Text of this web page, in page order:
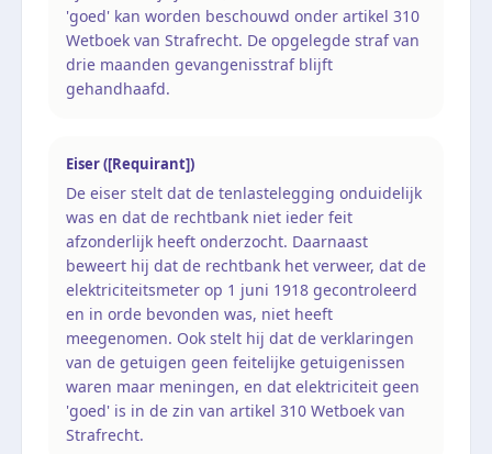
'goed' kan worden beschouwd onder artikel 310
Wetboek van Strafrecht. De opgelegde straf van
drie maanden gevangenisstraf blijft
gehandhaafd.
Eiser ([Requirant])
De eiser stelt dat de tenlastelegging onduidelijk
was en dat de rechtbank niet ieder feit
afzonderlijk heeft onderzocht. Daarnaast
beweert hij dat de rechtbank het verweer, dat de
elektriciteitsmeter op 1 juni 1918 gecontroleerd
en in orde bevonden was, niet heeft
meegenomen. Ook stelt hij dat de verklaringen
van de getuigen geen feitelijke getuigenissen
waren maar meningen, en dat elektriciteit geen
'goed' is in de zin van artikel 310 Wetboek van
Strafrecht.